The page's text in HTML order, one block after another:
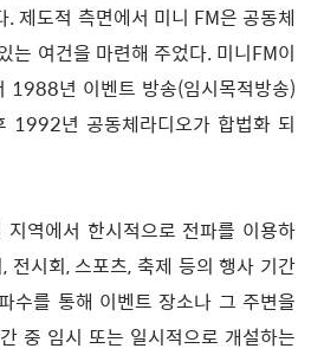
. 제도적 측면에서 미니 FM은 공동체
는 여건을 마련해 주었다. 미니FM이
1988년 이벤트 방송(임시목적방송)
1992년 공동체라디오가 합법화 되
지역에서 한시적으로 전파를 이용하
전시회, 스포츠, 축제 등의 행사 기간
수를 통해 이벤트 장소나 그 주변을
중 임시 또는 일시적으로 개설하는